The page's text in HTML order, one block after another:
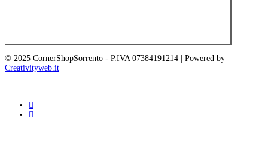
© 2025 CornerShopSorrento - P.IVA 07384191214 | Powered by
Creativityweb.it
facebook
instagram